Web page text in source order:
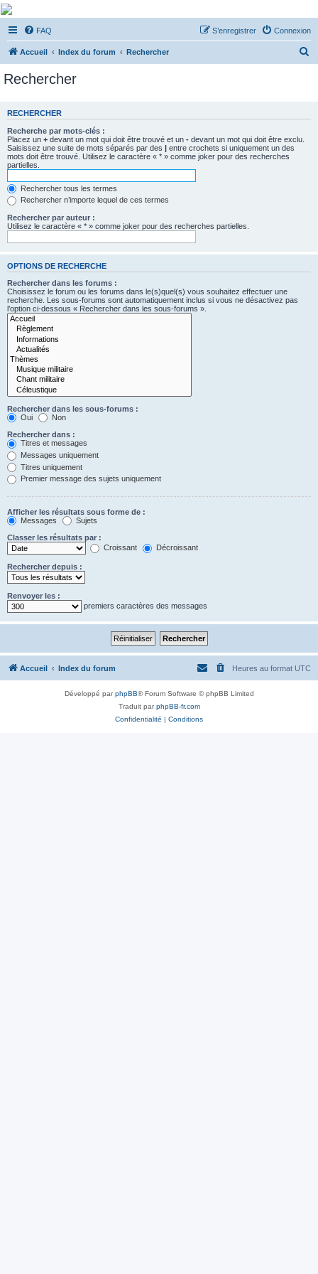
De Musicae Militari -
Forums
Forums de discussions
FAQ Connexion
S’enregistrer
Accueil Index du forum Rechercher
e
Rechercher
RECHERCHER
Recherche par mots-clés :
Placez un + devant un mot qui doit être trouvé et un - devant un mot qui doit être exclu.
Saisissez une suite de mots séparés par des | entre crochets si uniquement un des
mots doit être trouvé. Utilisez le caractère « * » comme joker pour des recherches
partielles.
Rechercher tous les termes
Rechercher n’importe lequel de ces termes
Rechercher par auteur :
Utilisez le caractère « * » comme joker pour des recherches partielles.
OPTIONS DE RECHERCHE
Rechercher dans les forums :
Choisissez le forum ou les forums dans le(s)quel(s) vous souhaitez effectuer une
recherche. Les sous-forums sont automatiquement inclus si vous ne désactivez pas
l’option ci-dessous « Rechercher dans les sous-forums ».
Rechercher dans les sous-forums :
Oui
Non
Rechercher dans :
Titres et messages
Messages uniquement
Titres uniquement
Premier message des sujets uniquement
Afficher les résultats sous forme de :
Messages
Sujets
Classer les résultats par :
Croissant
Décroissant
Rechercher depuis :
Renvoyer les :
premiers caractères des messages
Accueil Index du forum Heures au format UTC
Développé parphpBB® Forum Software © phpBB Limited
Traduit parphpBB-fr.com
Confidentialité
Conditions